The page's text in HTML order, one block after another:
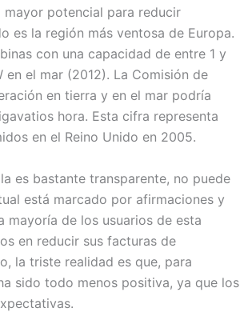
mayor potencial para reducir
es la región más ventosa de Europa.
con una capacidad de entre 1 y
el mar (2012). La Comisión de
en tierra y en el mar podría
hora. Esta cifra representa
en el Reino Unido en 2005.
es bastante transparente, no puede
está marcado por afirmaciones y
mayoría de los usuarios de esta
en reducir sus facturas de
la triste realidad es que, para
sido todo menos positiva, ya que los